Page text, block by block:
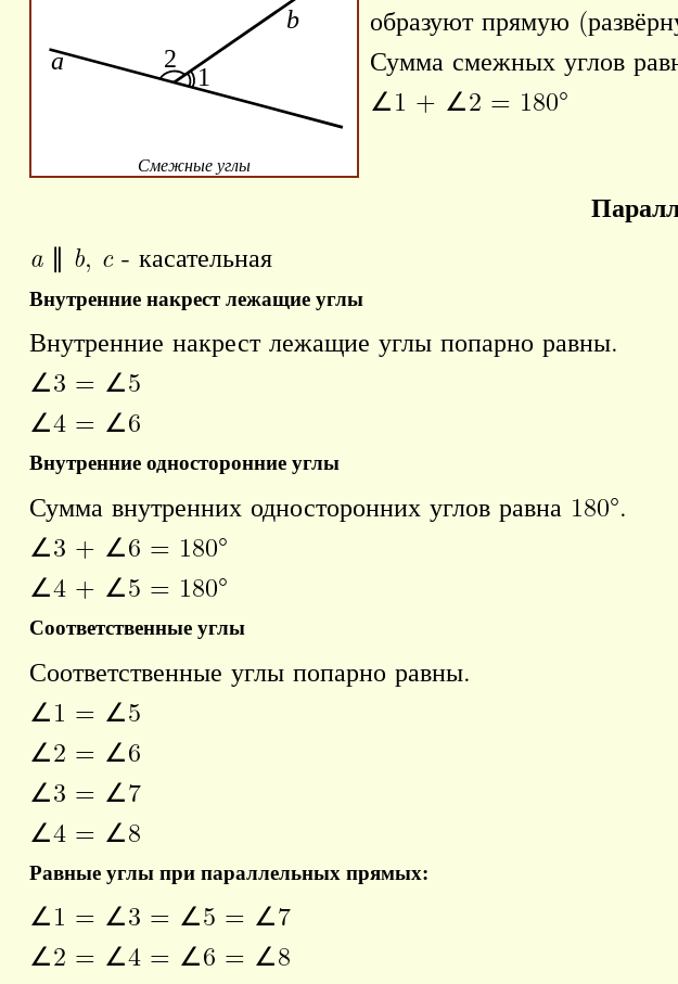
Смежные углы
образуют прямую
Сумма смежных углов
∠1 + ∠2 = 180°
a∥ b, c- касательная
Внутренние накрест лежащие углы
Внутренние накрест лежащие углы попарно равны.
∠3 = ∠5
∠4 = ∠6
Внутренние односторонние углы
Сумма внутренних односторонних углов равна 180°.
∠3 + ∠6 = 180°
∠4 + ∠5 = 180°
Соответственные углы
Соответственные углы попарно равны.
∠1 = ∠5
∠2 = ∠6
∠3 = ∠7
∠4 = ∠8
Равные углы при параллельных прямых:
∠1 = ∠3 = ∠5 = ∠7
∠2 = ∠4 = ∠6 = ∠8